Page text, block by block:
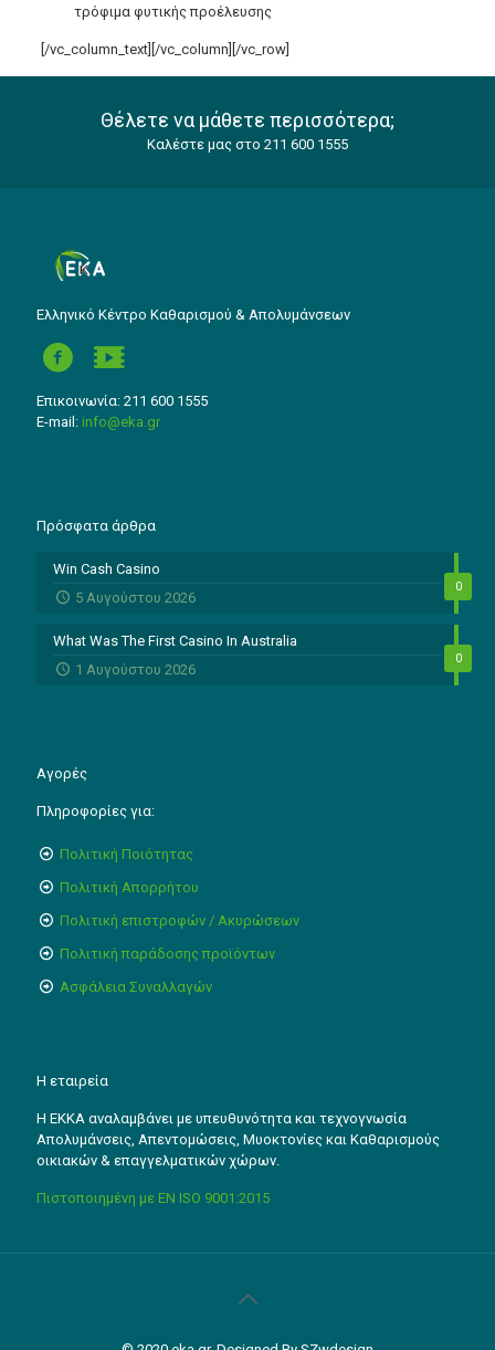
τρόφιμα φυτικής προέλευσης
[/vc_column_text][/vc_column][/vc_row]
Θέλετε να μάθετε περισσότερα;
Καλέστε μας στο 211 600 1555
Ελληνικό Κέντρο Καθαρισμού & Απολυμάνσεων
Επικοινωνία: 211 600 1555
E-mail: info@eka.gr
Πρόσφατα άρθρα
0
Win Cash Casino
5 Αυγούστου 2026
0
What Was The First Casino In Australia
1 Αυγούστου 2026
Αγορές
Πληροφορίες για:
Πολιτική Ποιότητας
Πολιτική Απορρήτου
Πολιτική επιστροφών / Ακυρώσεων
Πολιτική παράδοσης προϊόντων
Ασφάλεια Συναλλαγών
Η εταιρεία
Η ΕΚΚΑ αναλαμβάνει με υπευθυνότητα και τεχνογνωσία
Απολυμάνσεις, Απεντομώσεις, Μυοκτονίες και Καθαρισμούς
οικιακών & επαγγελματικών χώρων.
Πιστοποιημένη με EN ISO 9001:2015